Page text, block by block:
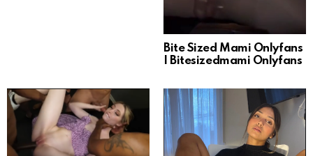
Bite Sized Mami Onlyfans
| Bitesizedmami Onlyfans